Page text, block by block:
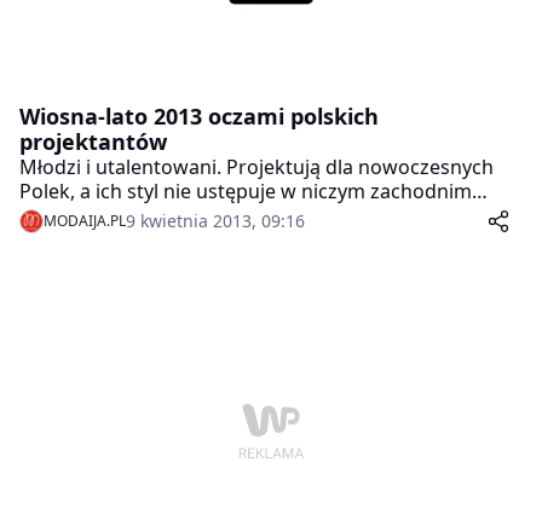
Wiosna-lato 2013 oczami polskich
projektantów
Młodzi i utalentowani. Projektują dla nowoczesnych
Polek, a ich styl nie ustępuje w niczym zachodnim
projektantom. La Cocco, Kasia Zapała, Paweł Kuzik,
Kasia Miciak – bo o nich mowa – zaprezentowali już
MODAIJA.PL9 kwietnia 2013, 09:16